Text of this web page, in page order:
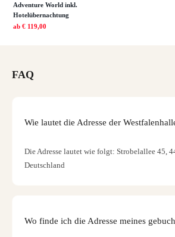
Adventure World inkl.
Hotelübernachtung
ab € 119,00
FAQ
Wie lautet die Adresse der
Die Adresse lautet wie folgt: Strobelallee 45,
Deutschland
Wo finde ich die Adresse meines